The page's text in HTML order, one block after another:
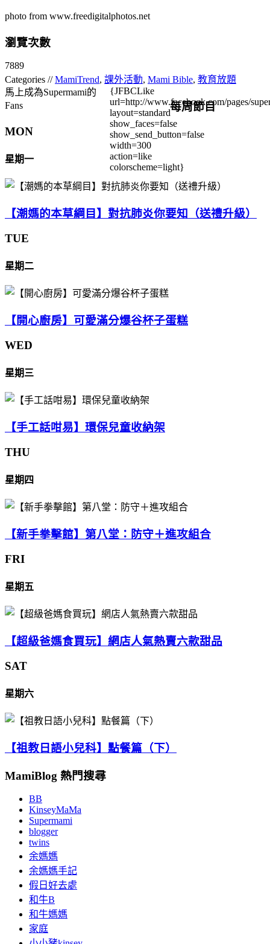
photo from www.freedigitalphotos.net
瀏覽次數
7889
Categories //MamiTrend, 課外活動, Mami Bible, 教育放題
馬上成為Supermami的
Fans
{JFBCLike
url=http://www.facebook.com/pages/
layout=standard
show_faces=false
show_send_button=false
width=300
action=like
colorscheme=light}
每周節目
MON
星期一
【潮媽的本草綱目】對抗肺炎你要知（送禮升級）
TUE
星期二
【開心廚房】可愛滿分爆谷杯子蛋糕
WED
星期三
【手工話咁易】環保兒童收納架
THU
星期四
【新手拳擊館】第八堂：防守＋進攻組合
FRI
星期五
【超級爸媽食買玩】網店人氣熱賣六款甜品
SAT
星期六
【祖教日語小兒科】點餐篇（下）
MamiBlog 熱門搜尋
BB
KinseyMaMa
Supermami
blogger
twins
余媽媽
余媽媽手記
假日好去處
和牛B
和牛媽媽
家庭